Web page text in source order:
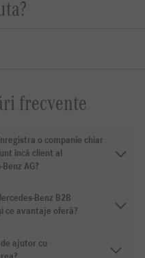
frecvente
o companie chiar
încă client al
Benz AG?
Benz B2B
ce avantaje oferă?
ajutor cu